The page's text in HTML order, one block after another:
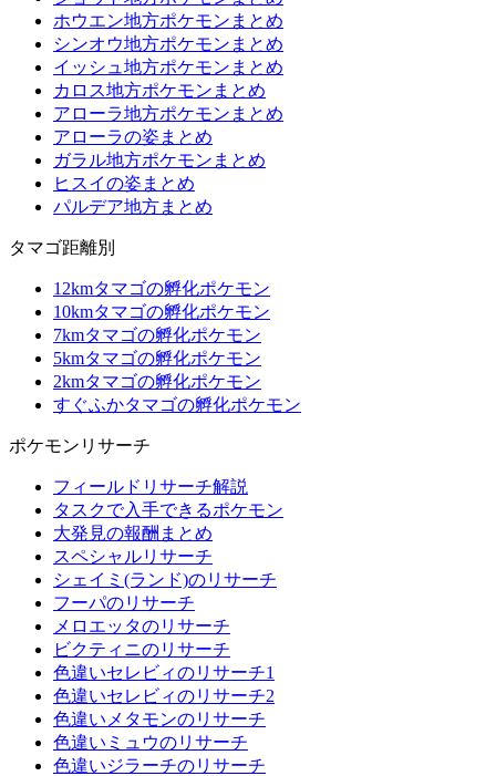
ホウエン地方ポケモンまとめ
シンオウ地方ポケモンまとめ
イッシュ地方ポケモンまとめ
カロス地方ポケモンまとめ
アローラ地方ポケモンまとめ
アローラの姿まとめ
ガラル地方ポケモンまとめ
ヒスイの姿まとめ
パルデア地方まとめ
タマゴ距離別
12kmタマゴの孵化ポケモン
10kmタマゴの孵化ポケモン
7kmタマゴの孵化ポケモン
5kmタマゴの孵化ポケモン
2kmタマゴの孵化ポケモン
すぐふかタマゴの孵化ポケモン
ポケモンリサーチ
フィールドリサーチ解説
タスクで入手できるポケモン
大発見の報酬まとめ
スペシャルリサーチ
シェイミ(ランド)のリサーチ
フーパのリサーチ
メロエッタのリサーチ
ビクティニのリサーチ
色違いセレビィのリサーチ1
色違いセレビィのリサーチ2
色違いメタモンのリサーチ
色違いミュウのリサーチ
色違いジラーチのリサーチ